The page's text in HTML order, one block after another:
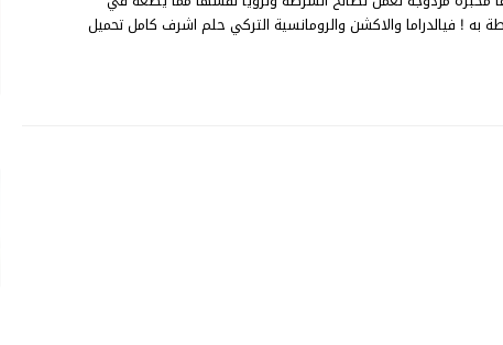
به ! فيالدراما والاكشن والرومانسية التركي حلم اشرف كامل تحميل